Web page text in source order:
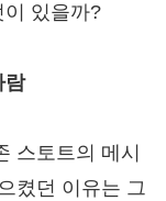
이 있을까?
람
스토트의 메시
켰던 이유는 그